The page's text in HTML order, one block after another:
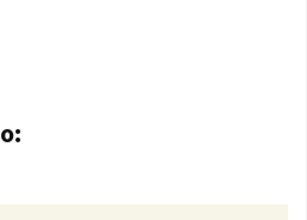
entradas